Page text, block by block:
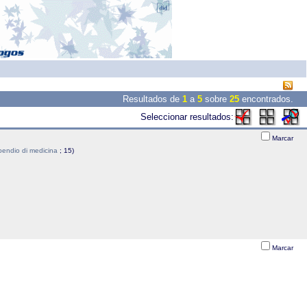
Resultados de 1 a 5 sobre 25 encontrados.
Seleccionar resultados:
di medicina ; 15)
Marcar
Marcar